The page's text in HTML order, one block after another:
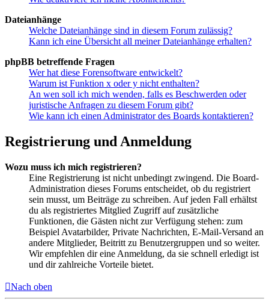
Dateianhänge
Welche Dateianhänge sind in diesem Forum zulässig?
Kann ich eine Übersicht all meiner Dateianhänge erhalten?
phpBB betreffende Fragen
Wer hat diese Forensoftware entwickelt?
Warum ist Funktion x oder y nicht enthalten?
An wen soll ich mich wenden, falls es Beschwerden oder
juristische Anfragen zu diesem Forum gibt?
Wie kann ich einen Administrator des Boards kontaktieren?
Registrierung und Anmeldung
Wozu muss ich mich registrieren?
Eine Registrierung ist nicht unbedingt zwingend. Die Board-
Administration dieses Forums entscheidet, ob du registriert
sein musst, um Beiträge zu schreiben. Auf jeden Fall erhältst
du als registriertes Mitglied Zugriff auf zusätzliche
Funktionen, die Gästen nicht zur Verfügung stehen: zum
Beispiel Avatarbilder, Private Nachrichten, E-Mail-Versand an
andere Mitglieder, Beitritt zu Benutzergruppen und so weiter.
Wir empfehlen dir eine Anmeldung, da sie schnell erledigt ist
und dir zahlreiche Vorteile bietet.
Nach oben